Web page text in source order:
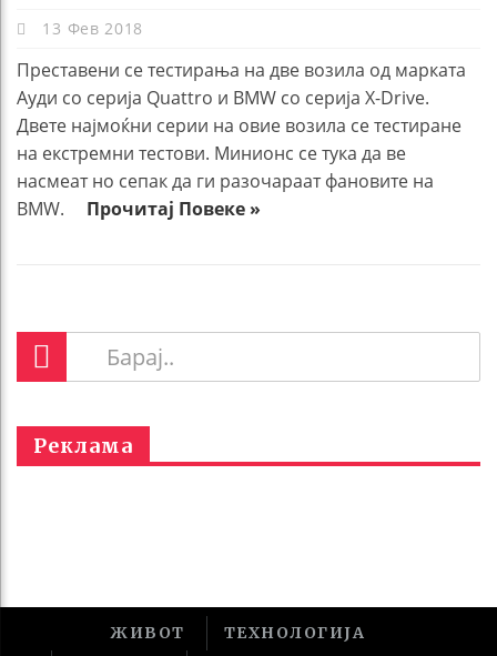
13 Фев 2018
Преставени се тестирања на две возила од марката
Ауди со серија Quattro и BMW со серија X-Drive.
Двете најмоќни серии на овие возила се тестиране
на екстремни тестови. Минионс се тука да ве
насмеат но сепак да ги разочараат фановите на
BMW. Прочитај Повеке »
Реклама
ЖИВОТ
ТЕХНОЛОГИЈА